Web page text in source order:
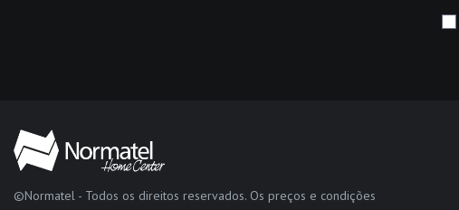
©Normatel - Todos os direitos reservados. Os preços e condições